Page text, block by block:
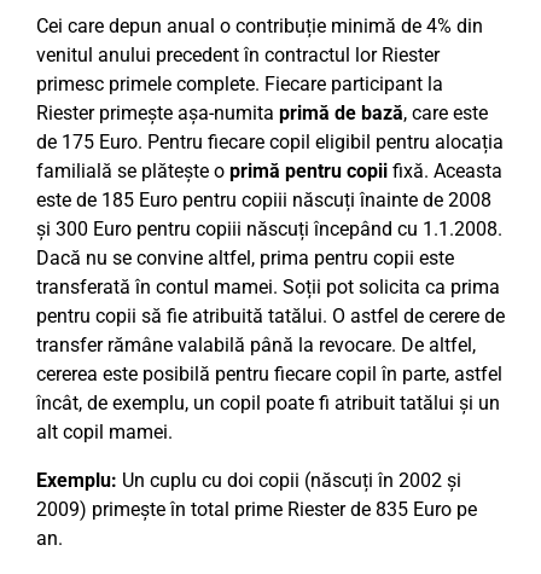
Cei care depun anual o contribuție minimă de 4% din
venitul anului precedent în contractul lor Riester
primesc primele complete. Fiecare participant la
Riester primește așa-numita primă de bază, care este
de 175 Euro. Pentru fiecare copil eligibil pentru alocația
familială se plătește o primă pentru copii fixă. Aceasta
este de 185 Euro pentru copiii născuți înainte de 2008
și 300 Euro pentru copiii născuți începând cu 1.1.2008.
Dacă nu se convine altfel, prima pentru copii este
transferată în contul mamei. Soții pot solicita ca prima
pentru copii să fie atribuită tatălui. O astfel de cerere de
transfer rămâne valabilă până la revocare. De altfel,
cererea este posibilă pentru fiecare copil în parte, astfel
încât, de exemplu, un copil poate fi atribuit tatălui și un
alt copil mamei.
Exemplu: Un cuplu cu doi copii (născuți în 2002 și
2009) primește în total prime Riester de 835 Euro pe
an.